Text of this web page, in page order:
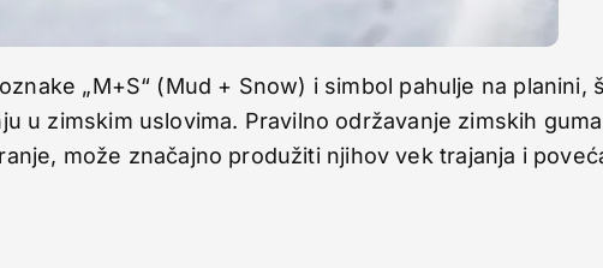
„M+S“ (Mud + Snow) i simbol pahulje na planini,
u zimskim uslovima. Pravilno održavanje zimskih
može značajno produžiti njihov vek trajanja i